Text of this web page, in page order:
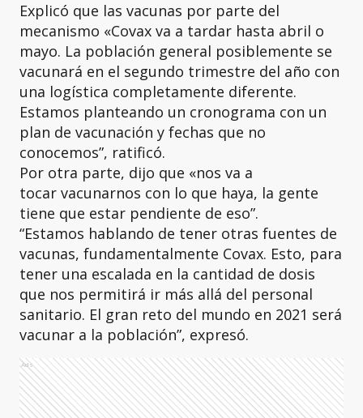
Explicó que las vacunas por parte del
mecanismo «Covax va a tardar hasta abril o
mayo. La población general posiblemente se
vacunará en el segundo trimestre del año con
una logística completamente diferente.
Estamos planteando un cronograma con un
plan de vacunación y fechas que no
conocemos”, ratificó.
Por otra parte, dijo que «nos va a
tocar vacunarnos con lo que haya, la gente
tiene que estar pendiente de eso”.
“Estamos hablando de tener otras fuentes de
vacunas, fundamentalmente Covax. Esto, para
tener una escalada en la cantidad de dosis
que nos permitirá ir más allá del personal
sanitario. El gran reto del mundo en 2021 será
vacunar a la población”, expresó.
Ads